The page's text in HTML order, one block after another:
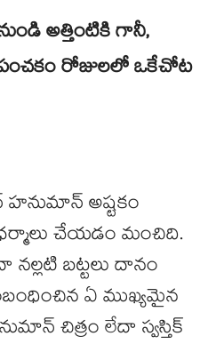
అత్తింటికి గానీ,
పంచకం రోజులలో ఒకేచోట
అష్టకం
చేయడం మంచిది.
నల్లటి బట్టలు దానం
ఏ ముఖ్యమైన
చిత్రం లేదా స్వస్తిక్